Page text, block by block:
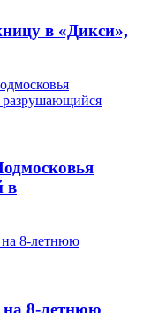
в «Дикси»,
в
8-летнюю